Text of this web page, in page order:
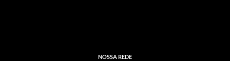
NOSSA REDE